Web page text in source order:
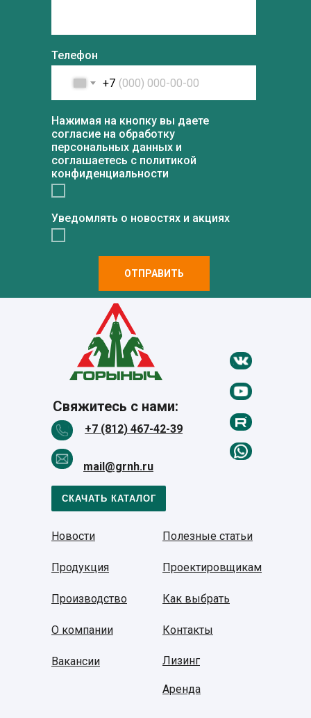
Телефон
+7
Нажимая на кнопку вы даете
согласие на обработку
персональных данных и
соглашаетесь c политикой
конфиденциальности
Уведомлять о новостях и акциях
ОТПРАВИТЬ
Продукция
Производство
О компании
Проектировщикам
Как выбрать
Контакты
Лизинг
Аренда
+7 (812) 467-42-39
СКАЧАТЬ КАТАЛОГ
Свяжитесь с нами:
mail@grnh.ru
Новости Полезные статьи
Вакансии